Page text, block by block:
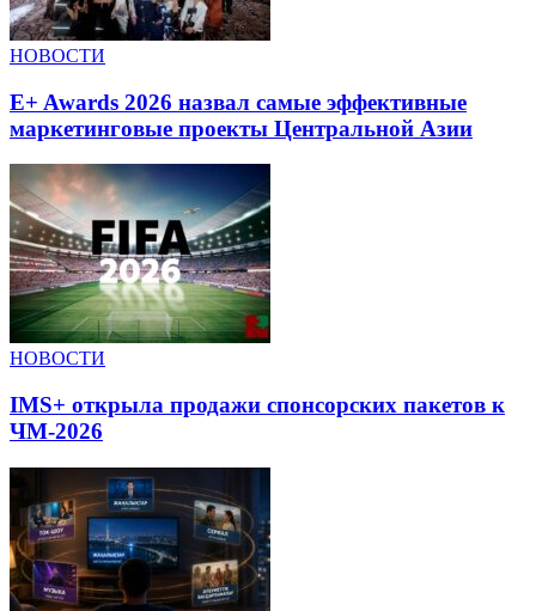
НОВОСТИ
E+ Awards 2026 назвал самые эффективные
маркетинговые проекты Центральной Азии
НОВОСТИ
IMS+ открыла продажи спонсорских пакетов к
ЧМ-2026